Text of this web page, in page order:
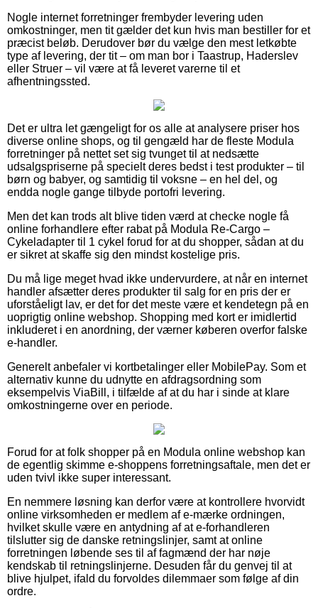
Nogle internet forretninger frembyder levering uden
omkostninger, men tit gælder det kun hvis man bestiller for et
præcist beløb. Derudover bør du vælge den mest letkøbte
type af levering, der tit – om man bor i Taastrup, Haderslev
eller Struer – vil være at få leveret varerne til et
afhentningssted.
Det er ultra let gængeligt for os alle at analysere priser hos
diverse online shops, og til gengæld har de fleste Modula
forretninger på nettet set sig tvunget til at nedsætte
udsalgspriserne på specielt deres bedst i test produkter – til
børn og babyer, og samtidig til voksne – en hel del, og
endda nogle gange tilbyde portofri levering.
Men det kan trods alt blive tiden værd at checke nogle få
online forhandlere efter rabat på Modula Re-Cargo –
Cykeladapter til 1 cykel forud for at du shopper, sådan at du
er sikret at skaffe sig den mindst kostelige pris.
Du må lige meget hvad ikke undervurdere, at når en internet
handler afsætter deres produkter til salg for en pris der er
uforståeligt lav, er det for det meste være et kendetegn på en
uoprigtig online webshop. Shopping med kort er imidlertid
inkluderet i en anordning, der værner køberen overfor falske
e-handler.
Generelt anbefaler vi kortbetalinger eller MobilePay. Som et
alternativ kunne du udnytte en afdragsordning som
eksempelvis ViaBill, i tilfælde af at du har i sinde at klare
omkostningerne over en periode.
Forud for at folk shopper på en Modula online webshop kan
de egentlig skimme e-shoppens forretningsaftale, men det er
uden tvivl ikke super interessant.
En nemmere løsning kan derfor være at kontrollere hvorvidt
online virksomheden er medlem af e-mærke ordningen,
hvilket skulle være en antydning af at e-forhandleren
tilslutter sig de danske retningslinjer, samt at online
forretningen løbende ses til af fagmænd der har nøje
kendskab til retningslinjerne. Desuden får du genvej til at
blive hjulpet, ifald du forvoldes dilemmaer som følge af din
ordre.